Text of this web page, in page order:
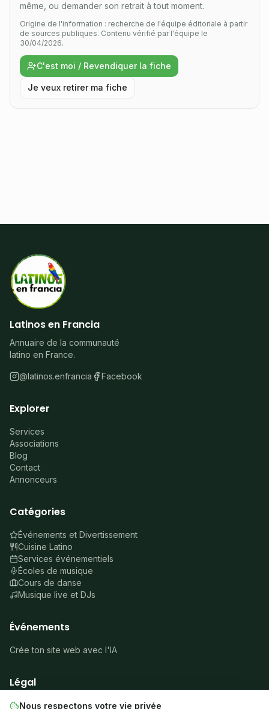
même, ou demander son retrait à tout moment.
Origine de l'information : recherche de l'équipe éditoriale à partir
de sources publiques. Contenu vérifié par l'équipe le
30/04/2026.
C'est moi / Revendiquer la fiche
Je veux retirer ma fiche
Latinos en Francia
Annuaire de la communauté
latino en France.
@latinos.enfrancia Facebook
Explorer
Services
Associations
Blog
Contact
Annonceurs
Catégories
Événements et Divertissement
Cuisine Latino
Services événementiels
Écoles de musique
Cours de danse
Musique live et DJs
Événements
Crée ton site web avec l'IA
Légal
À propos
Nous respectons votre vie privée